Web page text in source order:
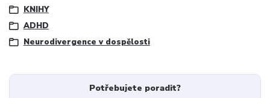
KNIHY
ADHD
Neurodivergence v dospělosti
Potřebujete poradit?